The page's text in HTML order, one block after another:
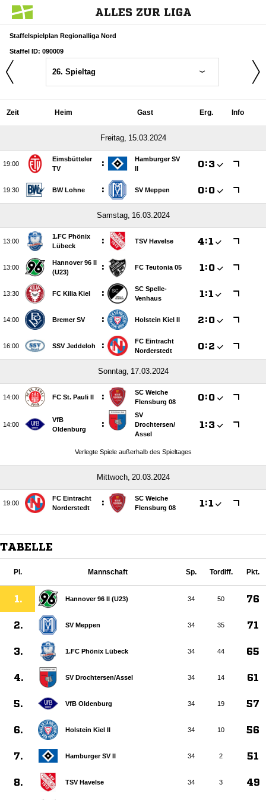
ALLES ZUR LIGA
Staffelspielplan Regionalliga Nord
Staffel ID: 090009
26. Spieltag
Zeit Heim Gast Erg. Info
 

Eimsbütteler
TV
:
Hamburger SV
II
:
 BW Lohne : SV Meppen :
 

1.FC Phönix
Lübeck
: TSV Havelse :

Hannover 96 II
(U23)
: FC Teutonia 05  :
 FC Kilia Kiel :
SC Spelle-
Venhaus
 :
 Bremer SV : Holstein Kiel II :
 SSV Jeddeloh :
FC Eintracht
Norderstedt
:
 
 FC St. Pauli II :
SC Weiche
Flensburg 08
:

VfB
Oldenburg
:
SV
Drochtersen/​
Assel
 :
Verlegte Spiele außerhalb des Spieltages
 

FC Eintracht
Norderstedt
:
SC Weiche
Flensburg 08
 :
TABELLE
Pl. Mannschaft Sp. Tordiff. Pkt.
1. Hannover 96 II (U23) 34 50 76
2. SV Meppen 34 35 71
3. 1.FC Phönix Lübeck 34 44 65
4. SV Drochtersen/​Assel 34 14 61
5. VfB Oldenburg 34 19 57
6. Holstein Kiel II 34 10 56
7. Hamburger SV II 34 2 51
8. TSV Havelse 34 3 49